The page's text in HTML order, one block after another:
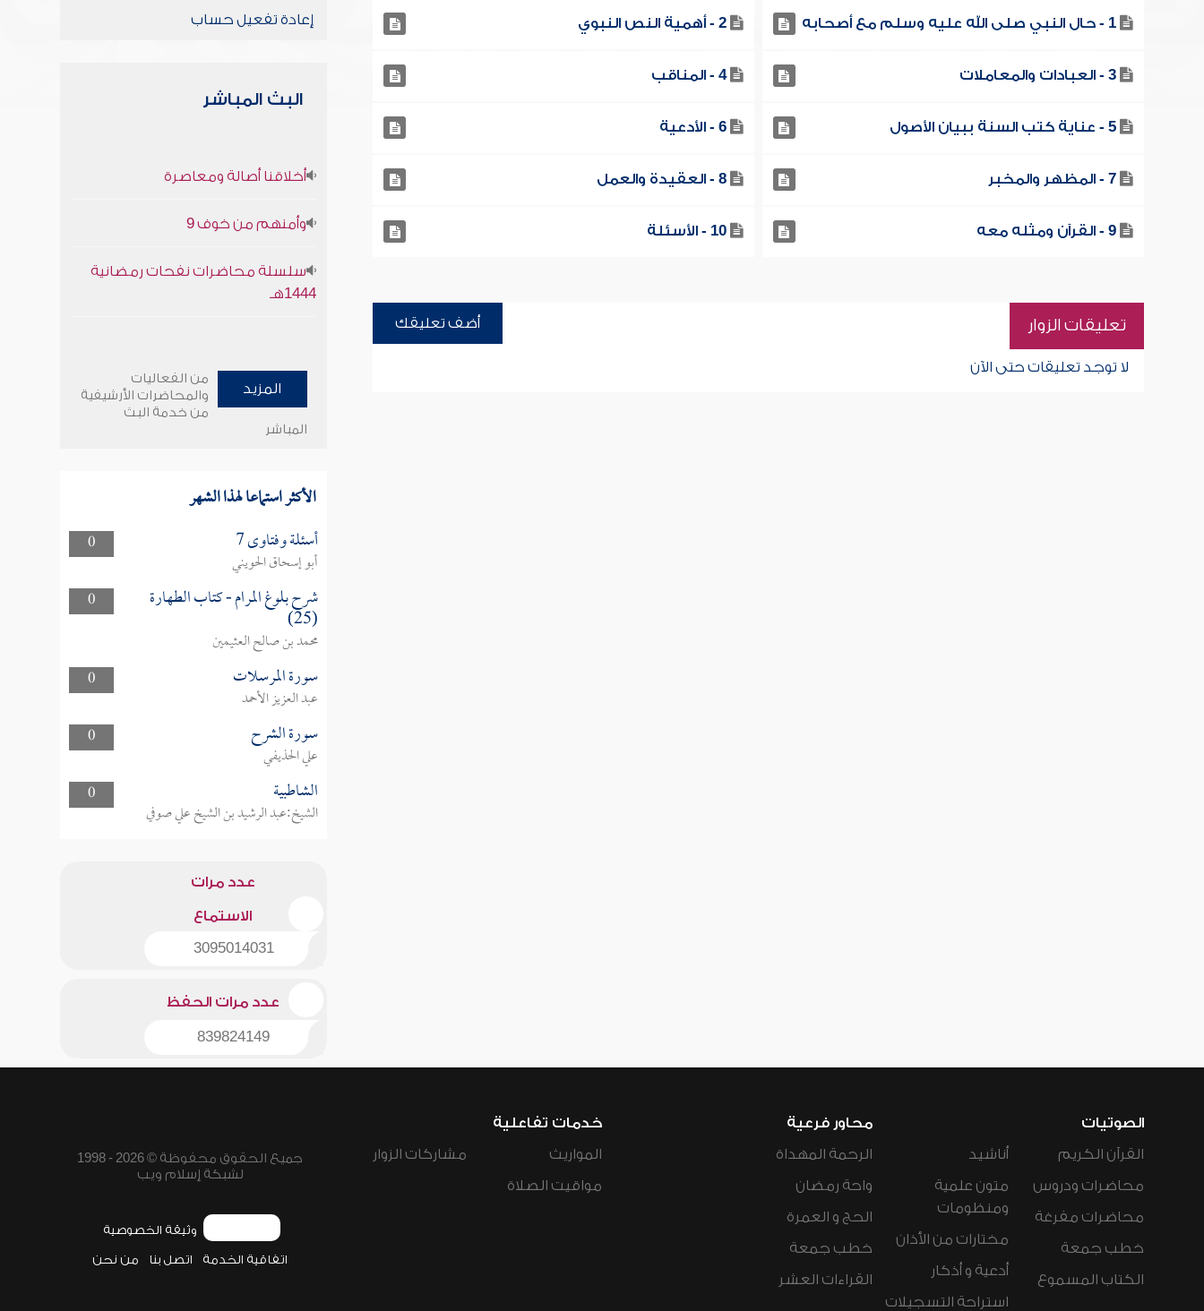
1 - حال النبي صلى الله عليه وسلم مع أصحابه 2 - أهمية النص النبوي
3 - العبادات والمعاملات 4 - المناقب
5 - عناية كتب السنة ببيان الأصول 6 - الأدعية
7 - المظهر والمخبر 8 - العقيدة والعمل
9 - القرآن ومثله معه 10 - الأسئلة
تعليقات الزوار أضف تعليقك
لا توجد تعليقات حتى الآن
إعادة تفعيل حساب
البث المباشر
أخلاقنا أصالة ومعاصرة
وأمنهم من خوف 9
سلسلة محاضرات نفحات رمضانية
1444هـ
المزيد
من الفعاليات
والمحاضرات الأرشيفية
من خدمة البث
المباشر
الأكثر استماعا لهذا الشهر
0 أسئلة وفتاوى 7
أبو إسحاق الحويني
0
شرح بلوغ المرام - كتاب الطهارة
(25)
محمد بن صالح العثيمين
0
سورة المرسلات
عبد العزيز الأحمد
0
سورة الشرح
علي الحذيفي
0
الشاطبية
الشيخ:عبد الرشيد بن الشيخ علي صوفي
عدد مرات
الاستماع
3095014031
عدد مرات الحفظ
839824149
الصوتيات
القرآن الكريم
محاضرات ودروس
محاضرات مفرغة
خطب جمعة
الكتاب المسموع
أناشيد
متون علمية
ومنظومات
مختارات من الأذان
أدعية و أذكار
استراحة التسجيلات
محاور فرعية
الرحمة المهداة
واحة رمضان
الحج و العمرة
خطب جمعة
القراءات العشر
خدمات تفاعلية
المواريث
مواقيت الصلاة
مشاركات الزوار
جميع الحقوق محفوظة © 2026 - 1998
لشبكة إسلام ويب
وثيقة الخصوصية
اتفاقية الخدمة اتصل بنا من نحن